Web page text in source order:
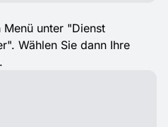
unter "Dienst
Wählen Sie dann Ihre